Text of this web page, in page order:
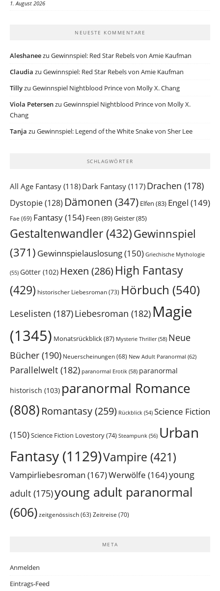
1. August 2026
NEUESTE KOMMENTARE
Aleshaneezu Gewinnspiel: Red Star Rebels von Amie Kaufman
Claudia zu Gewinnspiel: Red Star Rebels von Amie Kaufman
Tillyzu Gewinnspiel Nightblood Prince von Molly X. Chang
Viola Petersenzu Gewinnspiel Nightblood Prince von Molly X.
Chang
Tanja zu Gewinnspiel: Legend of the White Snake von Sher Lee
SCHLAGWÖRTER
All Age Fantasy (118) Dark Fantasy (117) Drachen (178)
Dystopie(128) Dämonen (347) Elfen (83) Engel (149)
Fae (69) Fantasy(154) Feen (89)Geister(85)
Gestaltenwandler (432)Gewinnspiel
(371) Gewinnspielauslosung(150) Griechische Mythologie
(55) Götter (102) Hexen (286) High Fantasy
(429) historischer Liebesroman(73) Hörbuch (540)
Leselisten (187)Liebesroman (182) Magie
(1345) Monatsrückblick(87) Mysterie Thriller(58) Neue
Bücher (190) Neuerscheinungen(68) New Adult Paranormal (62)
Parallelwelt (182) paranormal Erotik (58) paranormal
historisch (103) paranormal Romance
(808) Romantasy(259) Rückblick (54) Science Fiction
(150)Science Fiction Lovestory(74) Steampunk (56) Urban
Fantasy (1129)Vampire (421)
Vampirliebesroman (167)Werwölfe (164)young
adult (175)young adult paranormal
(606) zeitgenössisch (63) Zeitreise (70)
META
Anmelden
Eintrags-Feed